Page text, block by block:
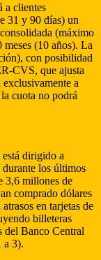
a clientes
31 y 90 días) un
(máximo
meses (10 años). La
con posibilidad
CVS, que ajusta
a
cuota no podrá
dirigido a
los últimos
3,6 millones de
comprado dólares
en tarjetas de
billeteras
del Banco Central
a 3).